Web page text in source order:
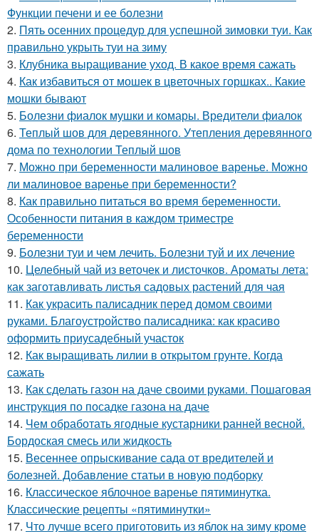
Функции печени и ее болезни
2. Пять осенних процедур для успешной зимовки туи. Как
правильно укрыть туи на зиму
3. Клубника выращивание уход. В какое время сажать
4. Как избавиться от мошек в цветочных горшках.. Какие
мошки бывают
5. Болезни фиалок мушки и комары. Вредители фиалок
6. Теплый шов для деревянного. Утепления деревянного
дома по технологии Теплый шов
7. Можно при беременности малиновое варенье. Можно
ли малиновое варенье при беременности?
8. Как правильно питаться во время беременности.
Особенности питания в каждом триместре
беременности
9. Болезни туи и чем лечить. Болезни туй и их лечение
10. Целебный чай из веточек и листочков. Ароматы лета:
как заготавливать листья садовых растений для чая
11. Как украсить палисадник перед домом своими
руками. Благоустройство палисадника: как красиво
оформить приусадебный участок
12. Как выращивать лилии в открытом грунте. Когда
сажать
13. Как сделать газон на даче своими руками. Пошаговая
инструкция по посадке газона на даче
14. Чем обработать ягодные кустарники ранней весной.
Бордоская смесь или жидкость
15. Весеннее опрыскивание сада от вредителей и
болезней. Добавление статьи в новую подборку
16. Классическое яблочное варенье пятиминутка.
Классические рецепты «пятиминутки»
17. Что лучше всего приготовить из яблок на зиму кроме